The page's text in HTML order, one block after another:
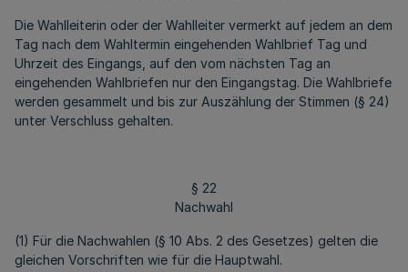
Die Wahlleiterin oder der Wahlleiter vermerkt auf jedem an dem
Tag nach dem Wahltermin eingehenden Wahlbrief Tag und
Uhrzeit des Eingangs, auf den vom nächsten Tag an
eingehenden Wahlbriefen nur den Eingangstag. Die Wahlbriefe
werden gesammelt und bis zur Auszählung der Stimmen (§ 24)
unter Verschluss gehalten.
§ 22
Nachwahl
(1) Für die Nachwahlen (§ 10 Abs. 2 des Gesetzes) gelten die
gleichen Vorschriften wie für die Hauptwahl.